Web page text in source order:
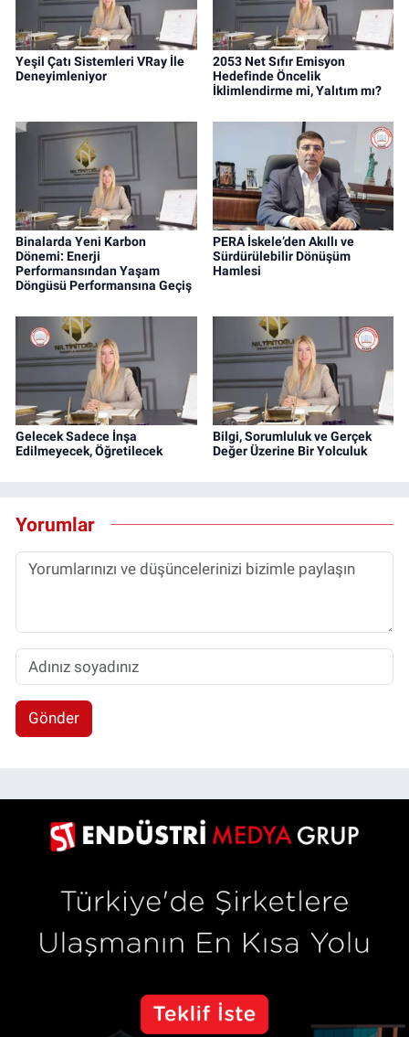
Yeşil Çatı Sistemleri VRay İle
Deneyimleniyor
2053 Net Sıfır Emisyon
Hedefinde Öncelik
İklimlendirme mi, Yalıtım mı?
Binalarda Yeni Karbon
Dönemi: Enerji
Performansından Yaşam
Döngüsü Performansına Geçiş
PERA İskele’den Akıllı ve
Sürdürülebilir Dönüşüm
Hamlesi
Gelecek Sadece İnşa
Edilmeyecek, Öğretilecek
Bilgi, Sorumluluk ve Gerçek
Değer Üzerine Bir Yolculuk
Yorumlar
Gönder